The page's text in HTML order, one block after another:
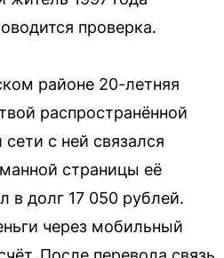
проверка.
районе 20-летняя
распространённой
с ней связался
страницы её
в долг 17 050 рублей.
через мобильный